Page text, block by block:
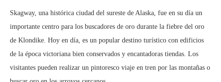
Skagway, una histórica ciudad del sureste de Alaska, fue en su día un
importante centro para los buscadores de oro durante la fiebre del oro
de Klondike. Hoy en día, es un popular destino turístico con edificios
de la época victoriana bien conservados y encantadoras tiendas. Los
visitantes pueden realizar un pintoresco viaje en tren por las montañas o